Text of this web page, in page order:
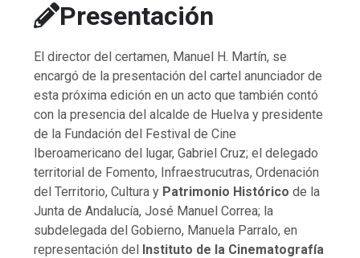
Presentación
El director del certamen, Manuel H. Martín, se
encargó de la presentación del cartel anunciador de
esta próxima edición en un acto que también contó
con la presencia del alcalde de Huelva y presidente
de la Fundación del Festival de Cine
Iberoamericano del lugar, Gabriel Cruz; el delegado
territorial de Fomento, Infraestrucutras, Ordenación
del Territorio, Cultura y Patrimonio Histórico de la
Junta de Andalucía, José Manuel Correa; la
subdelegada del Gobierno, Manuela Parralo, en
representación del Instituto de la Cinematografía